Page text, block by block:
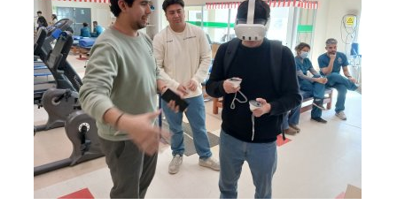
Admisión
Pregrado
Postgrado
Formación Continua
Estudiantes